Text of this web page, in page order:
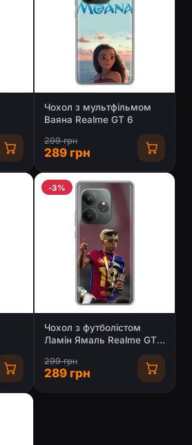
Чохол з мультфільмом
Ваяна Realme GT 6
299 грн
289 грн
-3%
Чохол з футболістом
Ламін Ямаль Realme GT
299 грн
289 грн